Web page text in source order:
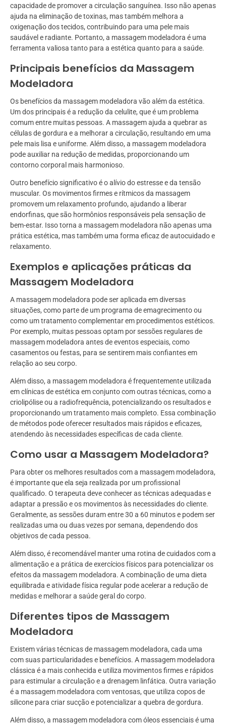
capacidade de promover a circulação sanguínea. Isso não apenas
ajuda na eliminação de toxinas, mas também melhora a
oxigenação dos tecidos, contribuindo para uma pele mais
saudável e radiante. Portanto, a massagem modeladora é uma
ferramenta valiosa tanto para a estética quanto para a saúde.
Principais benefícios da Massagem
Modeladora
Os benefícios da massagem modeladora vão além da estética.
Um dos principais é a redução da celulite, que é um problema
comum entre muitas pessoas. A massagem ajuda a quebrar as
células de gordura e a melhorar a circulação, resultando em uma
pele mais lisa e uniforme. Além disso, a massagem modeladora
pode auxiliar na redução de medidas, proporcionando um
contorno corporal mais harmonioso.
Outro benefício significativo é o alívio do estresse e da tensão
muscular. Os movimentos firmes e rítmicos da massagem
promovem um relaxamento profundo, ajudando a liberar
endorfinas, que são hormônios responsáveis pela sensação de
bem-estar. Isso torna a massagem modeladora não apenas uma
prática estética, mas também uma forma eficaz de autocuidado e
relaxamento.
Exemplos e aplicações práticas da
Massagem Modeladora
A massagem modeladora pode ser aplicada em diversas
situações, como parte de um programa de emagrecimento ou
como um tratamento complementar em procedimentos estéticos.
Por exemplo, muitas pessoas optam por sessões regulares de
massagem modeladora antes de eventos especiais, como
casamentos ou festas, para se sentirem mais confiantes em
relação ao seu corpo.
Além disso, a massagem modeladora é frequentemente utilizada
em clínicas de estética em conjunto com outras técnicas, como a
criolipólise ou a radiofrequência, potencializando os resultados e
proporcionando um tratamento mais completo. Essa combinação
de métodos pode oferecer resultados mais rápidos e eficazes,
atendendo às necessidades específicas de cada cliente.
Como usar a Massagem Modeladora?
Para obter os melhores resultados com a massagem modeladora,
é importante que ela seja realizada por um profissional
qualificado. O terapeuta deve conhecer as técnicas adequadas e
adaptar a pressão e os movimentos às necessidades do cliente.
Geralmente, as sessões duram entre 30 a 60 minutos e podem ser
realizadas uma ou duas vezes por semana, dependendo dos
objetivos de cada pessoa.
Além disso, é recomendável manter uma rotina de cuidados com a
alimentação e a prática de exercícios físicos para potencializar os
efeitos da massagem modeladora. A combinação de uma dieta
equilibrada e atividade física regular pode acelerar a redução de
medidas e melhorar a saúde geral do corpo.
Diferentes tipos de Massagem
Modeladora
Existem várias técnicas de massagem modeladora, cada uma
com suas particularidades e benefícios. A massagem modeladora
clássica é a mais conhecida e utiliza movimentos firmes e rápidos
para estimular a circulação e a drenagem linfática. Outra variação
é a massagem modeladora com ventosas, que utiliza copos de
silicone para criar sucção e potencializar a quebra de gordura.
Além disso, a massagem modeladora com óleos essenciais é uma